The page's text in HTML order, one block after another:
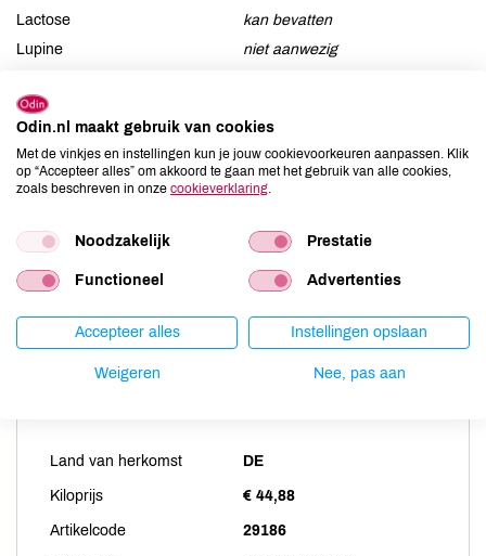
Lactose
kan bevatten
Lupine
niet aanwezig
Noten
Schaaldieren
niet aanwezig
Selderij
niet aanwezig
Sesam
niet aanwezig
Vis
niet aanwezig
Weekdieren
niet aanwezig
Land van herkomst DE
Kiloprijs € 44,88
Artikelcode 29186
Odin.nl maakt gebruik van cookies
Met de vinkjes en instellingen kun je jouw cookievoorkeuren aanpassen. Klik
op “Accepteer alles” om akkoord te gaan met het gebruik van alle cookies,
zoals beschreven in onze cookieverklaring
Noodzakelijk Prestatie
Functioneel Advertenties
Accepteer alles Instellingen opslaan
Weigeren Nee, pas aan